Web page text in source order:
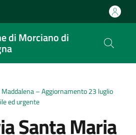
di Morciano di
– Aggiornamento 23 luglio
ed urgente
Santa Maria